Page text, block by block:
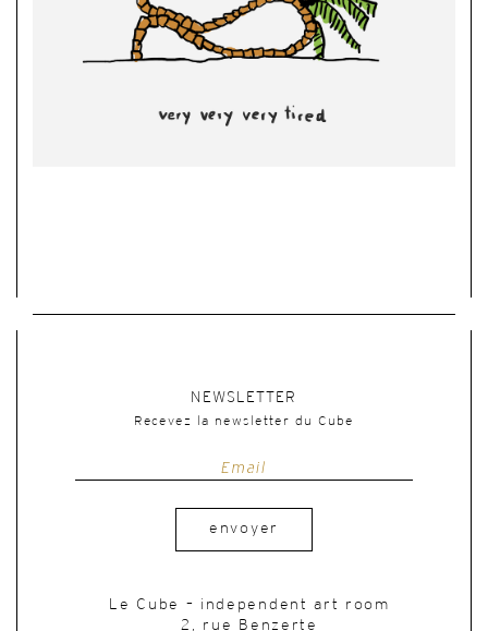
NEWSLETTER
Recevez la newsletter du Cube
envoyer
Le Cube – independent art room
2, rue Benzerte